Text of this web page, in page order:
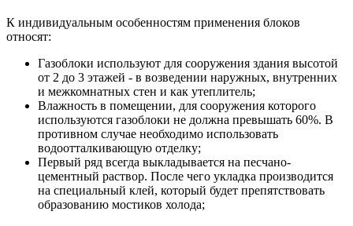
К индивидуальным особенностям применения блоков
относят:
Газоблоки используют для сооружения здания высотой
от 2 до 3 этажей - в возведении наружных, внутренних
и межкомнатных стен и как утеплитель;
Влажность в помещении, для сооружения которого
используются газоблоки не должна превышать 60%. В
противном случае необходимо использовать
водоотталкивающую отделку;
Первый ряд всегда выкладывается на песчано-
цементный раствор. После чего укладка производится
на специальный клей, который будет препятствовать
образованию мостиков холода;